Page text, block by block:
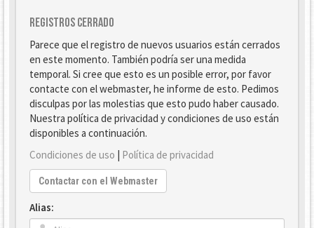
Registros cerrado
Parece que el registro de nuevos usuarios están cerrados
en este momento. También podría ser una medida
temporal. Si cree que esto es un posible error, por favor
contacte con el webmaster, he informe de esto. Pedimos
disculpas por las molestias que esto pudo haber causado.
Nuestra política de privacidad y condiciones de uso están
disponibles a continuación.
Condiciones de uso | Política de privacidad
Contactar con el Webmaster
Alias: